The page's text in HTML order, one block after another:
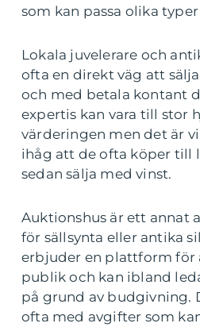
som kan passa olika
Lokala juvelerare och
ofta en direkt väg att
och med betala kontant
expertis kan vara till stor
värderingen men det är
ihåg att de ofta köper till
sedan sälja med vinst.
Auktionshus är ett annat
för sällsynta eller antika
erbjuder en plattform för
publik och kan ibland
på grund av budgivning.
ofta med avgifter som